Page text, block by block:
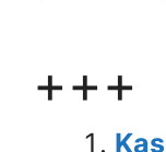
+++